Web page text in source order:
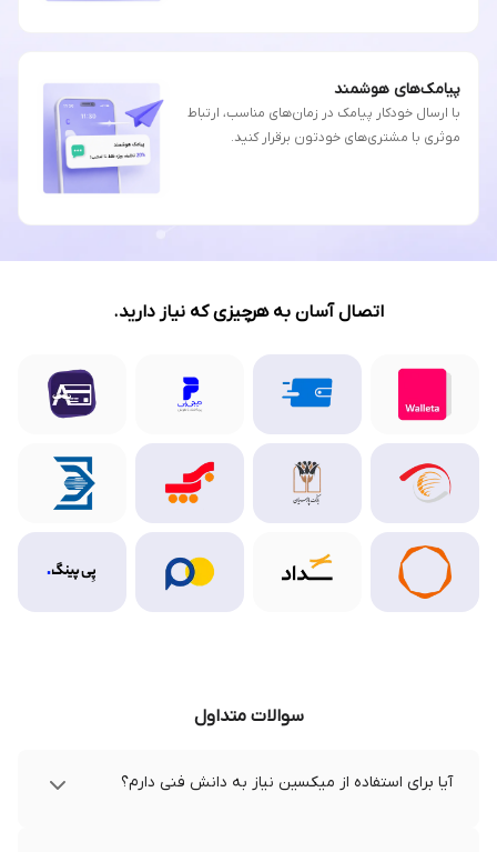
پیامک‌های هوشمند
با ارسال خودکار پیامک در زمان‌های مناسب، ارتباط
موثری با مشتری‌های خودتون برقرار کنید.
اتصال آسان به هرچیزی که نیاز دارید.
سوالات متداول
آیا برای استفاده از میکسین نیاز به دانش فنی دارم؟